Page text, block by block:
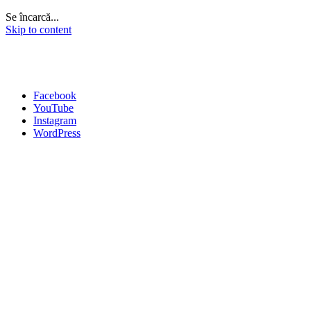
Se încarcă...
Skip to content
Facebook
YouTube
Instagram
WordPress